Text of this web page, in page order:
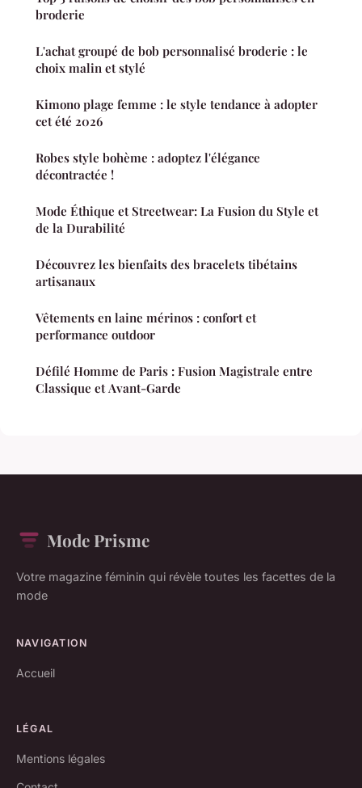
broderie
L'achat groupé de bob personnalisé broderie : le
choix malin et stylé
Kimono plage femme : le style tendance à adopter
cet été 2026
Robes style bohème : adoptez l'élégance
décontractée !
Mode Éthique et Streetwear: La Fusion du Style et
de la Durabilité
Découvrez les bienfaits des bracelets tibétains
artisanaux
Vêtements en laine mérinos : confort et
performance outdoor
Défilé Homme de Paris : Fusion Magistrale entre
Classique et Avant-Garde
Mode Prisme
Votre magazine féminin qui révèle toutes les facettes de la
mode
NAVIGATION
Accueil
LÉGAL
Mentions légales